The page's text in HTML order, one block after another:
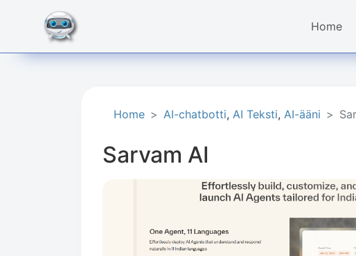
Home
Home AI-chatbotti, AI Teksti, AI-ääni
Sarvam AI